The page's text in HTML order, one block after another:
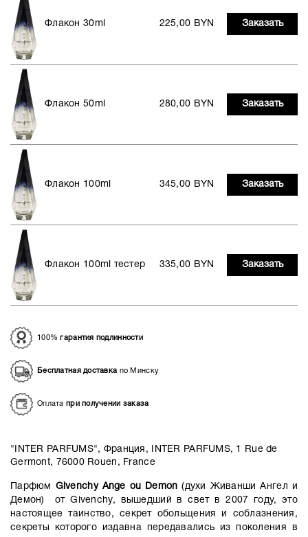
Флакон 30ml 225,00 BYN Заказать
Флакон 50ml 280,00 BYN Заказать
Флакон 100ml 345,00 BYN Заказать
Флакон 100ml тестер 335,00 BYN Заказать
100%гарантия подлинности
Бесплатная доставкапо Минску
Оплата при получении заказа
"INTER PARFUMS", Франция, INTER PARFUMS, 1 Rue de
Germont, 76000 Rouen, France
Парфюм Givenchy Ange ou Demon (духи Живанши Ангел и
Демон) от Givenchy, вышедший в свет в 2007 году, это
настоящее таинство, секрет обольщения и соблазнения,
секреты которого издавна передавались из поколения в